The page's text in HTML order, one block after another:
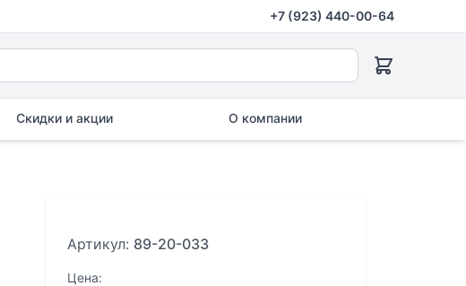
+7 (923) 440-00-64
Скидки и акции О компании
Артикул: 89-20-033
Цена: